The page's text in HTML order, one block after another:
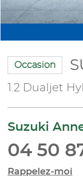
Occasion
1.2 Dualjet
Suzuki
04 50
Rappelez-moi